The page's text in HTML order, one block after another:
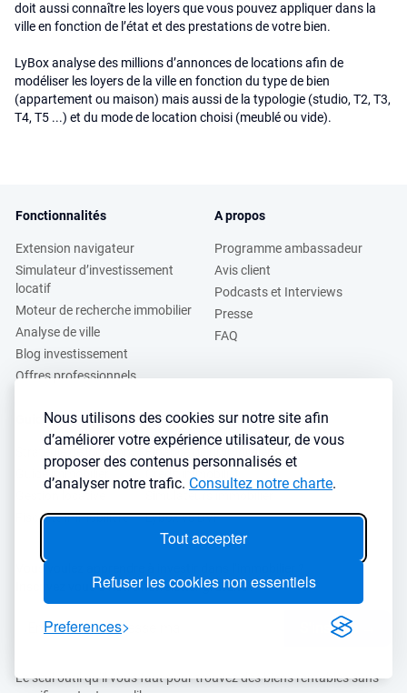
Nous utilisons des cookies sur notre site afin
d’améliorer votre expérience utilisateur, de vous
proposer des contenus personnalisés et
d’analyser notre trafic. Consultez notre charte.
Tout accepter
Refuser les cookies non essentiels
Preferences
doit aussi connaître les loyers que vous pouvez appliquer dans la
ville en fonction de l’état et des prestations de votre bien.
LyBox analyse des millions d’annonces de locations afin de
modéliser les loyers de la ville en fonction du type de bien
(appartement ou maison) mais aussi de la typologie (studio, T2, T3,
T4, T5 ...) et du mode de location choisi (meublé ou vide).
Fonctionnalités
Extension navigateur
Simulateur d’investissement
locatif
Moteur de recherche immobilier
Analyse de ville
Blog investissement
Offres professionnels
A propos
Programme ambassadeur
Avis client
Podcasts et Interviews
Presse
FAQ
Guides
Guide immobilier
Gestion locative
Fiscalité immobilière
Finance de l'immobilier
Crédit immobilier
Lybox vs DVF
Vous voulez apprendre à investir dans l’immobilier ?
Inscrivez vous à notre newsletter gratuite :
S'inscrire
Le seul outil qu’il vous faut pour trouvez des biens rentables sans